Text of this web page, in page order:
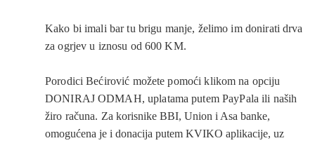
Kako bi imali bar tu brigu manje, želimo im donirati drva
za ogrjev u iznosu od 600 KM.
Porodici Bećirović možete pomoćiklikom na opciju
DONIRAJ ODMAH, uplatama putem PayPala ili naših
žiro računa. Za korisnike BBI, Union i Asa banke,
omogućena je i donacija putem KVIKO aplikacije, uz